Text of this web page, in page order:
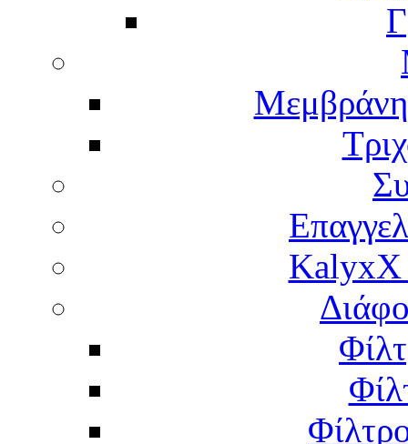
KalyxX